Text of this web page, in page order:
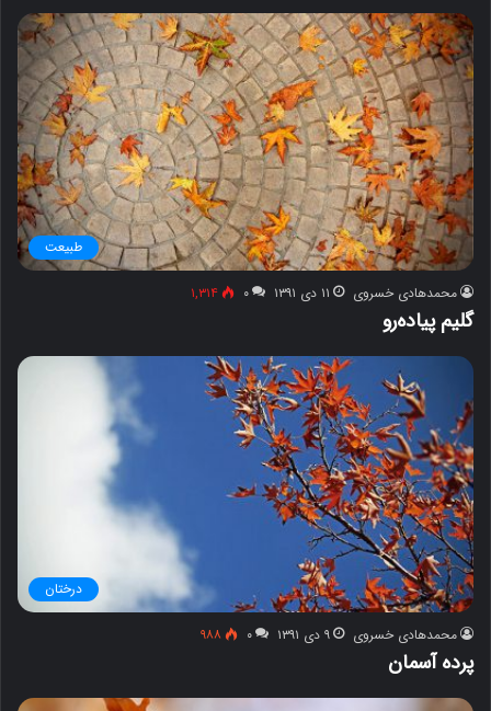
طبیعت
محمدهادی خسروی ۱۱ دی ۱۳۹۱ ۰ ۱,۳۱۴
گلیم پیاده‌رو
درختان
محمدهادی خسروی ۹ دی ۱۳۹۱ ۰ ۹۸۸
پرده آسمان